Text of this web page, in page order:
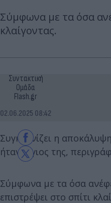
Σύμφωνα με τα όσα
κλαίγοντας.
Συντακτική
Ομάδα
Flash.gr
02.06.2025 08:42
Συγκλονίζει η
ήταν ο γιος της,
Σύμφωνα με τα όσα
επιστρέψει στο σπίτι